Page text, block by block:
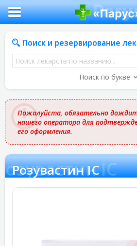
Поиск и резервирование
Поиск
лекарств
названию
Поиск по букве
Пожалуйста, обязательно
нашего оператора для
его оформления.
IC
Розувастин IC